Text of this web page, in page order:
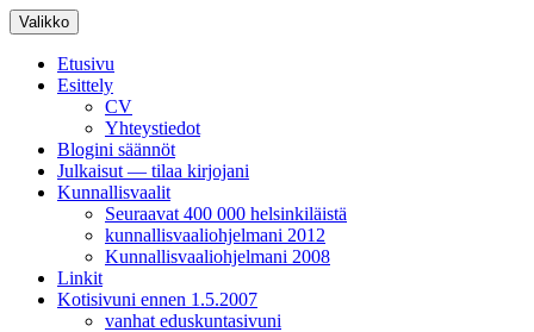
Siirry
sisältöön
Valikko
Etusivu
Esittely
CV
Yhteystiedot
Blogini säännöt
Julkaisut — tilaa kirjojani
Kunnallisvaalit
Seuraavat 400 000 helsinkiläistä
kunnallisvaaliohjelmani 2012
Kunnallisvaaliohjelmani 2008
Linkit
Kotisivuni ennen 1.5.2007
vanhat eduskuntasivuni